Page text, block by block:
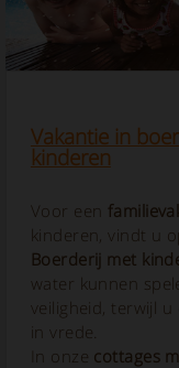
Vakantie in
kinderen
Voor een
kinderen, vindt u
Boerderij met
water kunnen
veiligheid, terwijl
in vrede.
In onze cottages